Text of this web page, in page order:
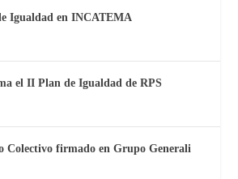
Igualdad en INCATEMA
el II Plan de Igualdad de RPS
Colectivo firmado en Grupo Generali